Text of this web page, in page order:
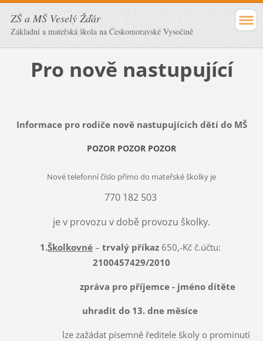
ZŠ a MŠ Veselý Žďár
Základní a mateřská škola na Českomoravské Vysočině
Pro nově nastupující
Informace pro rodiče nově nastupujících dětí do MŠ
POZOR POZOR POZOR
Nové telefonní číslo přímo do mateřské školky je
770 182 503
je v provozu v době provozu školky.
1.Školkovné – trvalý příkaz 650,-Kč č.účtu:
2100457429/2010
zpráva pro příjemce - jméno dítěte
uhradit do 13. dne měsíce
lze zažádat písemně ředitele školy o prominutí